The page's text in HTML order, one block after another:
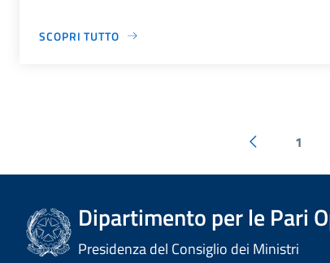
SCOPRI TUTTO
1
Dipartimento per le Pari
Presidenza del Consiglio dei Ministri